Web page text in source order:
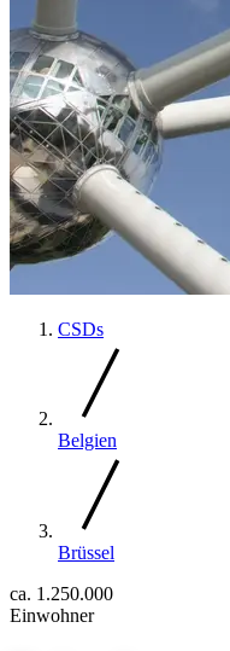
CSDs
Belgien
Brüssel
ca. 1.250.000
Einwohner